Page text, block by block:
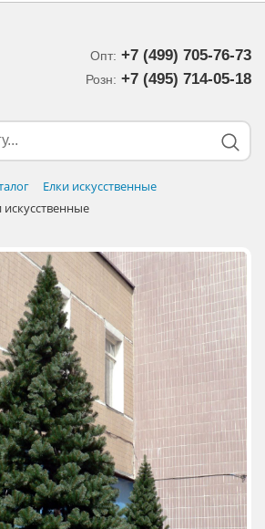
Опт: +7 (499) 705-76-73
Розн: +7 (495) 714-05-18‬
Елки искусственные
искусственные